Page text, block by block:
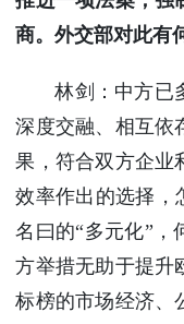
商。外交部对此有
林剑：中方已
深度交融、相互依
果，符合双方企业
效率作出的选择，
名曰的“多元化”，
方举措无助于提升
标榜的市场经济、